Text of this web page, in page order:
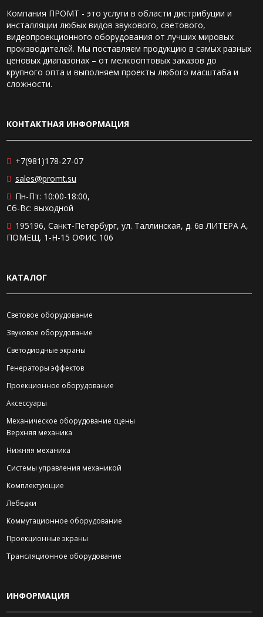
Компания ПРОМТ - это услуги в области дистрибуции и
инсталляции любых видов звукового, светового,
видеопроекционного оборудования от лучших мировых
производителей. Мы поставляем продукцию в самых разных
ценовых диапазонах – от мелкооптовых заказов до
крупного опта и выполняем проекты любого масштаба и
сложности.
КОНТАКТНАЯ ИНФОРМАЦИЯ
+7(981)178-27-07
sales@promt.su
Пн-Пт: 10:00-18:00,
Сб-Вс: выходной
195196, Санкт-Петербург, ул. Таллинская, д. 6в ЛИТЕРА А,
ПОМЕЩ. 1-Н-15 ОФИС 106
КАТАЛОГ
Световое оборудование
Звуковое оборудование
Светодиодные экраны
Генераторы эффектов
Проекционное оборудование
Аксессуары
Механическое оборудование сцены
Верхняя механика
Нижняя механика
Системы управления механикой
Комплектующие
Лебедки
Коммутационное оборудование
Проекционные экраны
Трансляционное оборудование
ИНФОРМАЦИЯ